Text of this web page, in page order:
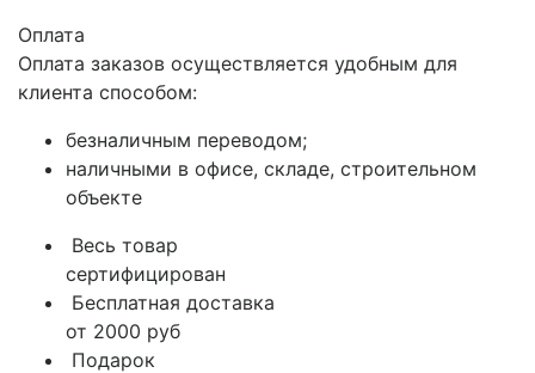
Оплата
Оплата заказов осуществляется удобным для
клиента способом:
безналичным переводом;
наличными в офисе, складе, строительном
объекте
Весь товар
сертифицирован
Бесплатная доставка
от 2000 руб
Подарок